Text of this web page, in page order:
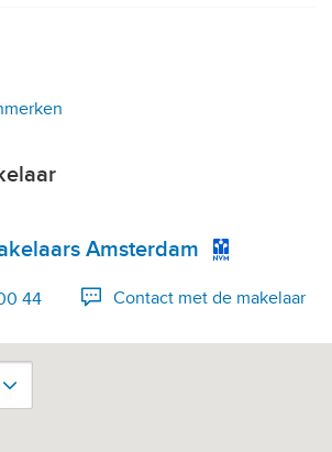
Amsterdam
44 Contact met de makelaar